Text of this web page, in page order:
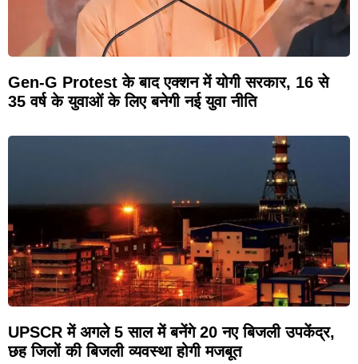
Gen-G Protest के बाद एक्शन में योगी सरकार, 16 से
35 वर्ष के युवाओं के लिए बनेगी नई युवा नीति
UPSCR में अगले 5 साल में बनेंगे 20 नए बिजली उपकेंद्र,
छह जिलों की बिजली व्यवस्था होगी मजबूत